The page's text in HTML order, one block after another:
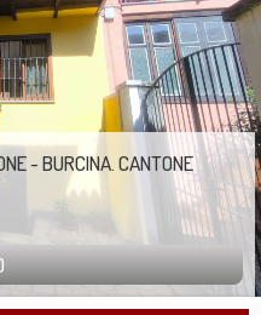
- BURCINA. CANTONE